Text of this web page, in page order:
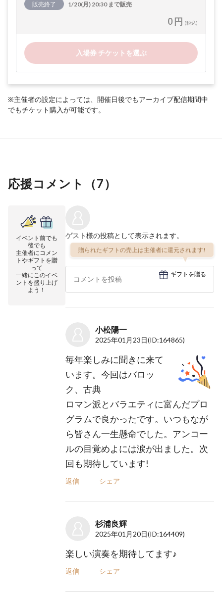
販売終了 1/20(月) 20:30 まで販売
0 円 (税込)
入場券 チケットを選ぶ
※主催者の設定によっては、開催日後でもアーカイブ配信期間中
でもチケット購入が可能です。
応援コメント（7）
イベント前でも
後でも
主催者にコメン
トやギフトを贈
って
一緒にこのイベ
ントを盛り上げ
よう！
ゲスト様の投稿として表示されます。
贈られたギフトの売上は主催者に還元されます!
ギフトを贈る
小松陽一
2025年01月23日(ID:164865)
毎年楽しみに聞きに来て
います。今回はバロッ
ク、古典
ロマン派とバラエティに富んだプロ
グラムで良かったです。いつもなが
ら皆さん一生懸命でした。アンコー
ルの目覚めよには涙が出ました。次
回も期待しています!
返信 シェア
杉浦良輝
2025年01月20日(ID:164409)
楽しい演奏を期待してます♪
返信 シェア